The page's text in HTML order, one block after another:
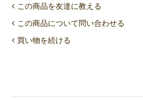
この商品を友達に教える
この商品について問い合わせる
買い物を続ける